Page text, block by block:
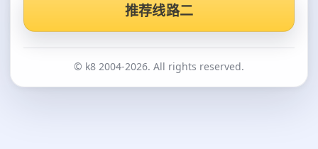
推荐线路二
© k8 2004-2026. All rights reserved.